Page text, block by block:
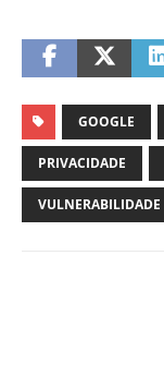
GOOGLE
PRIVACIDADE
VULNERABILIDADE